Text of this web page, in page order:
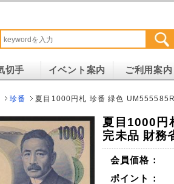
切手 イベント案内 ご利用案内
珍番 夏目1000円札 珍番 緑色
夏目1000円
完未品 財務
会員価格：
ポイント：